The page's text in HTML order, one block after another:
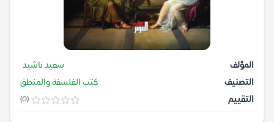
المؤلف
سعيد ناشيد
التصنيف
كتب الفلسفة والمنطق
التقييم
(0)